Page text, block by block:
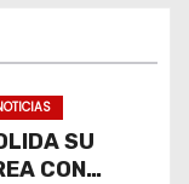
SU
CON